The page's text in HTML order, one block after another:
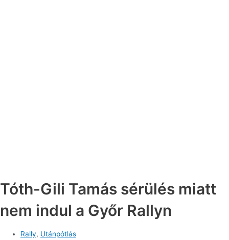
Tóth-Gili Tamás sérülés miatt
nem indul a Győr Rallyn
Rally, Utánpótlás